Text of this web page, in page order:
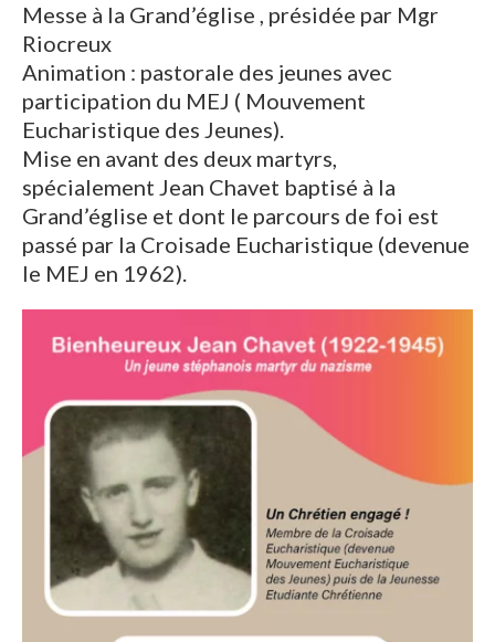
Messe à la Grand’église , présidée par Mgr
Riocreux
Animation : pastorale des jeunes avec
participation du MEJ ( Mouvement
Eucharistique des Jeunes).
Mise en avant des deux martyrs,
spécialement Jean Chavet baptisé à la
Grand’église et dont le parcours de foi est
passé par la Croisade Eucharistique (devenue
le MEJ en 1962).